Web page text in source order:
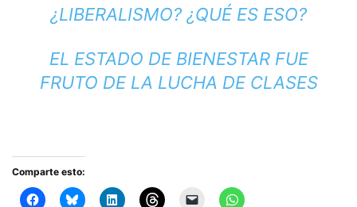
¿LIBERALISMO? ¿QUÉ ES ESO?
EL ESTADO DE BIENESTAR FUE
FRUTO DE LA LUCHA DE CLASES
Comparte esto: